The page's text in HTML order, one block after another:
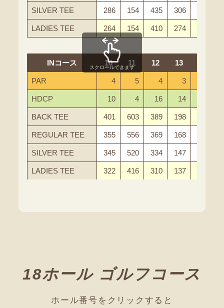
SILVER TEE 286 154 435 306
LADIES TEE 264 154 410 274
INコース 10 11 12 13
PAR 4 5 4 3
HDCP 10 4 16 14
BACK TEE 401 603 389 198
REGULAR TEE 355 556 369 168
SILVER TEE 345 520 334 147
LADIES TEE 322 416 310 137
スクロールできます
18ホール ゴルフコース
ホール番号をクリックすると